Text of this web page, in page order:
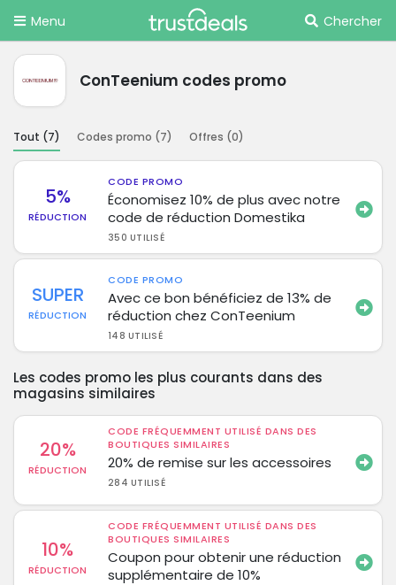
Menu Chercher
ConTeenium codes promo
Tout (7) Codes promo (7) Offres (0)
5%
RÉDUCTION
CODE PROMO
Économisez 10% de plus avec notre
code de réduction Domestika
350 UTILISÉ
SUPER
RÉDUCTION
CODE PROMO
Avec ce bon bénéficiez de 13% de
réduction chez ConTeenium
148 UTILISÉ
Les codes promo les plus courants dans des
magasins similaires
20%
RÉDUCTION
CODE FRÉQUEMMENT UTILISÉ DANS DES
BOUTIQUES SIMILAIRES
20% de remise sur les accessoires
284 UTILISÉ
10%
RÉDUCTION
CODE FRÉQUEMMENT UTILISÉ DANS DES
BOUTIQUES SIMILAIRES
Coupon pour obtenir une réduction
supplémentaire de 10%